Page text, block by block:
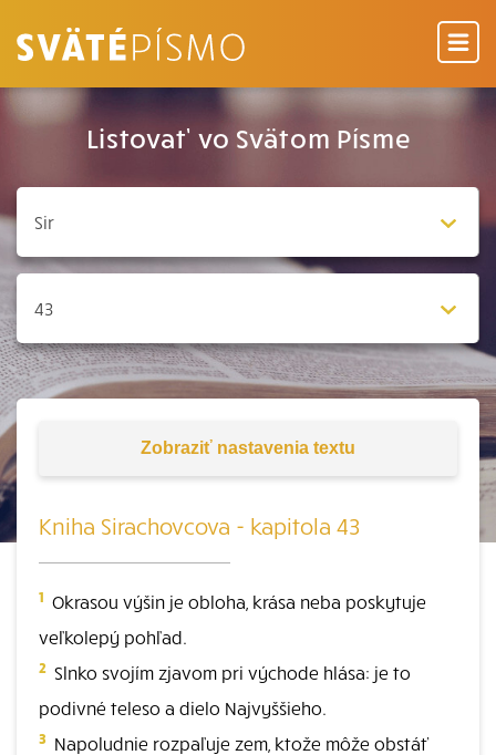
Listovať vo Svätom Písme
Zobraziť nastavenia textu
Kniha Sirachovcova - kapitola 43
1 Okrasou výšin je obloha, krása neba poskytuje
veľkolepý pohľad.
2 Slnko svojím zjavom pri východe hlása: je to
podivné teleso a dielo Najvyššieho.
3 Napoludnie rozpaľuje zem, ktože môže obstáť